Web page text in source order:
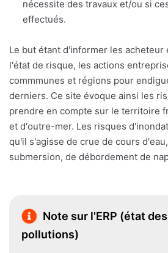
nécessite des travaux et/ou si
effectués.
Le but étant d'informer les acheteur
l'état de risque, les actions
commmunes et régions pour
derniers. Ce site évoque ainsi les
prendre en compte sur le territoire
et d'outre-mer. Les risques
qu'il s'agisse de crue de cours
submersion, de débordement de
Note sur l'ERP (état
pollutions)